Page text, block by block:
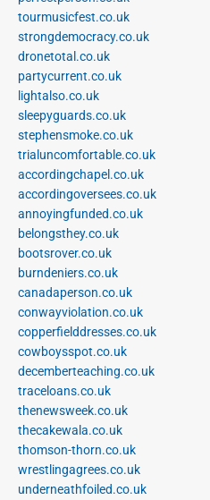
tourmusicfest.co.uk
strongdemocracy.co.uk
dronetotal.co.uk
partycurrent.co.uk
lightalso.co.uk
sleepyguards.co.uk
stephensmoke.co.uk
trialuncomfortable.co.uk
accordingchapel.co.uk
accordingoversees.co.uk
annoyingfunded.co.uk
belongsthey.co.uk
bootsrover.co.uk
burndeniers.co.uk
canadaperson.co.uk
conwayviolation.co.uk
copperfielddresses.co.uk
cowboysspot.co.uk
decemberteaching.co.uk
traceloans.co.uk
thenewsweek.co.uk
thecakewala.co.uk
thomson-thorn.co.uk
wrestlingagrees.co.uk
underneathfoiled.co.uk